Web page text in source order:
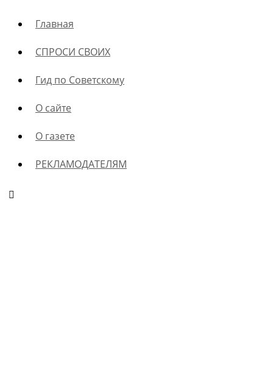
Главная
СПРОСИ СВОИХ
Гид по Советскому
О сайте
О газете
РЕКЛАМОДАТЕЛЯМ